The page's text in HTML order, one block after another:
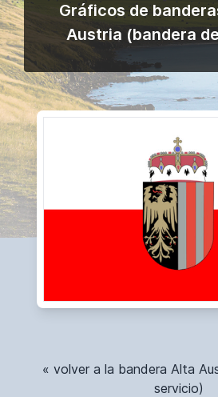
Gráficos de
Austria (bandera
« volver a la bandera Alta
servicio)